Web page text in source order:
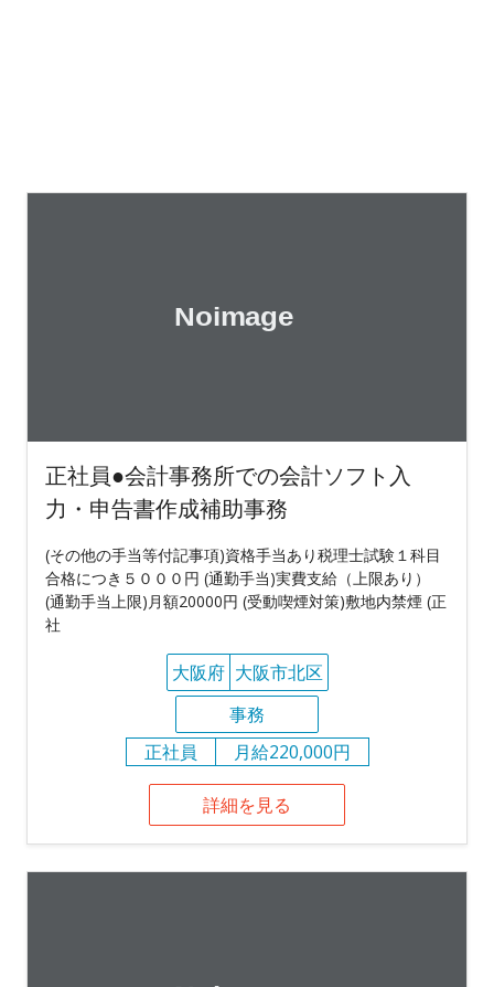
正社員●会計事務所での会計ソフト入
力・申告書作成補助事務
(その他の手当等付記事項)資格手当あり税理士試験１科目
合格につき５０００円 (通勤手当)実費支給（上限あり）
(通勤手当上限)月額20000円 (受動喫煙対策)敷地内禁煙 (正
社
大阪府 大阪市北区
事務
正社員
月給220,000円
詳細を見る